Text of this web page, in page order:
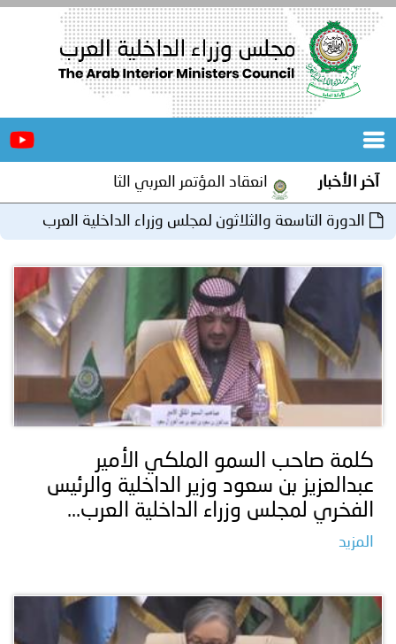
الرئيسية
المجلس
مؤتمرات
و
اجتماعات
جهود
إنجازات
توعوية
الخدمات
الإلكترونية
وفيديو
مجلة
أصداء
إعلانات
نحن
اتصل
آخر الأخبارانعقاد المؤتمر العربي الثاني عشر للمسؤولين عن
الدورة التاسعة والثلاثون لمجلس وزراء الداخلية العرب
كلمة صاحب السمو الملكي الأمير
عبدالعزيز بن سعود وزير الداخلية والرئيس
الفخري لمجلس وزراء الداخلية العرب...
المزيد